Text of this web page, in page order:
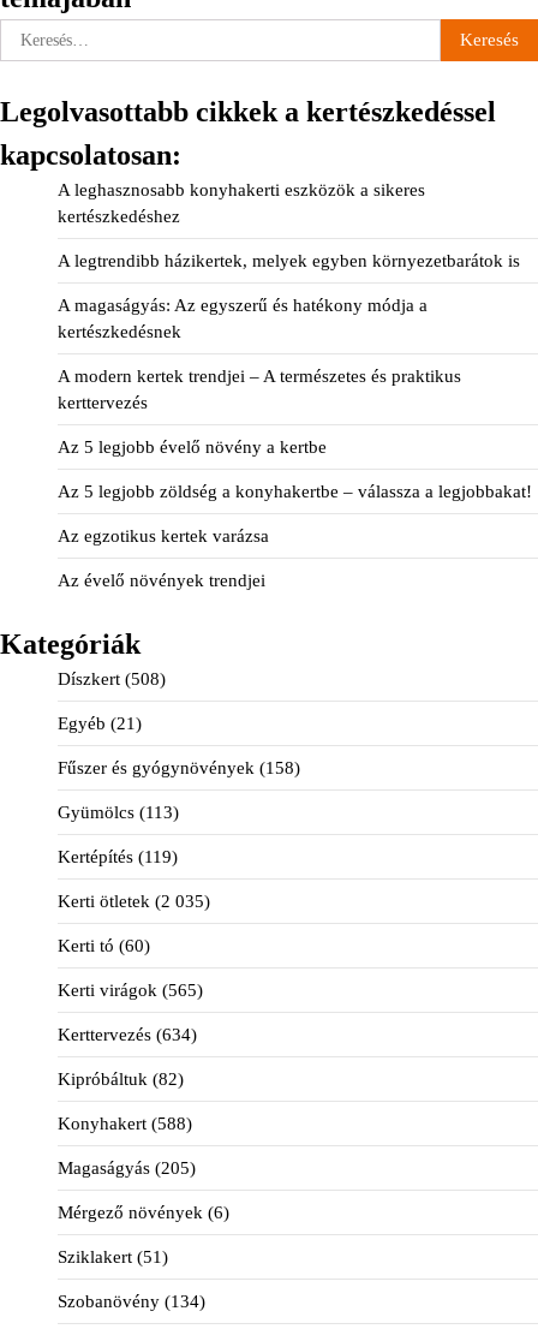
Keresés:
Legolvasottabb cikkek a kertészkedéssel
kapcsolatosan:
A leghasznosabb konyhakerti eszközök a sikeres
kertészkedéshez
A legtrendibb házikertek, melyek egyben környezetbarátok is
A magaságyás: Az egyszerű és hatékony módja a
kertészkedésnek
A modern kertek trendjei – A természetes és praktikus
kerttervezés
Az 5 legjobb évelő növény a kertbe
Az 5 legjobb zöldség a konyhakertbe – válassza a legjobbakat!
Az egzotikus kertek varázsa
Az évelő növények trendjei
Kategóriák
Díszkert (508)
Egyéb (21)
Fűszer és gyógynövények (158)
Gyümölcs (113)
Kertépítés (119)
Kerti ötletek (2 035)
Kerti tó (60)
Kerti virágok (565)
Kerttervezés (634)
Kipróbáltuk (82)
Konyhakert (588)
Magaságyás (205)
Mérgező növények (6)
Sziklakert (51)
Szobanövény (134)